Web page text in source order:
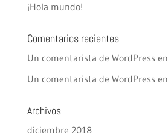
¡Hola mundo!
Comentarios recientes
Un comentarista de WordPressen
Un comentarista de WordPressen
Archivos
diciembre 2018